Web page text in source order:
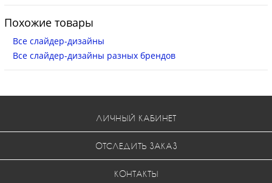
Похожие товары
Все слайдер-дизайны
Все слайдер-дизайны разных брендов
ЛИЧНЫЙ КАБИНЕТ
ОТСЛЕДИТЬ ЗАКАЗ
КОНТАКТЫ